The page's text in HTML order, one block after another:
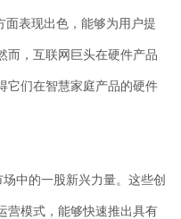
面表现出色，能够为用户提
而，互联网巨头在硬件产品
它们在智慧家庭产品的硬件
中的一股新兴力量。这些创
营模式，能够快速推出具有